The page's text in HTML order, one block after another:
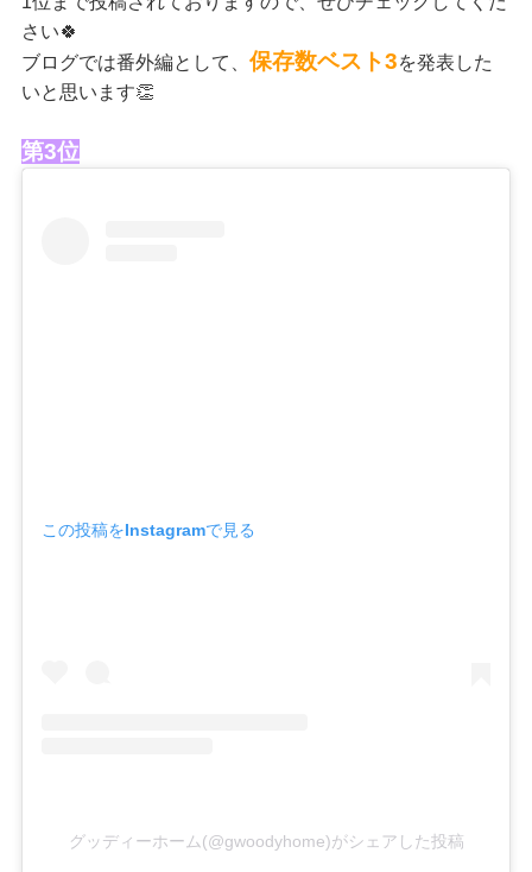
さい🍀
ブログでは番外編として、 保存数ベスト3を発表した
いと思います👏
第3位
この投稿をInstagramで見る
グッディーホーム(@gwoodyhome)がシェアした投稿